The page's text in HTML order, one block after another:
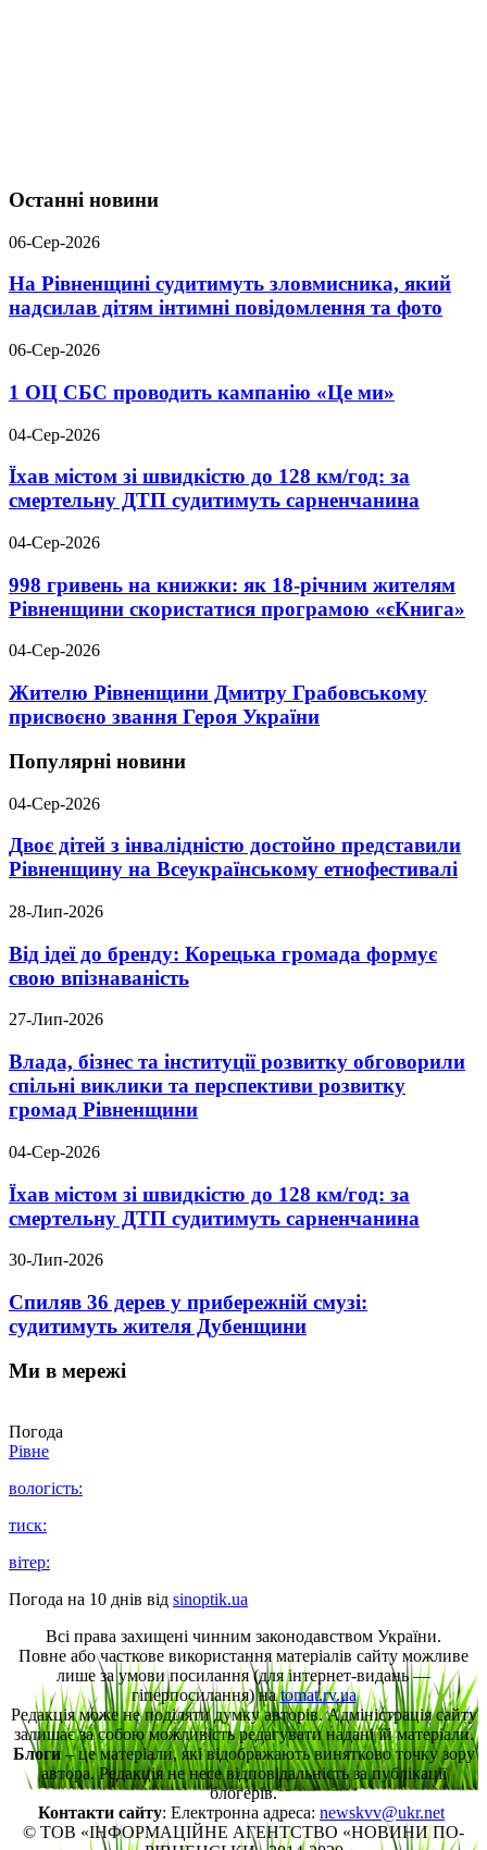
Останні новини
06-Сер-2026
На Рівненщині судитимуть зловмисника, який
надсилав дітям інтимні повідомлення та фото
06-Сер-2026
1 ОЦ СБС проводить кампанію «Це ми»
04-Сер-2026
Їхав містом зі швидкістю до 128 км/год: за
смертельну ДТП судитимуть сарненчанина
04-Сер-2026
998 гривень на книжки: як 18-річним жителям
Рівненщини скористатися програмою «єКнига»
04-Сер-2026
Жителю Рівненщини Дмитру Грабовському
присвоєно звання Героя України
Популярні новини
04-Сер-2026
Двоє дітей з інвалідністю достойно представили
Рівненщину на Всеукраїнському етнофестивалі
28-Лип-2026
Від ідеї до бренду: Корецька громада формує
свою впізнаваність
27-Лип-2026
Влада, бізнес та інституції розвитку обговорили
спільні виклики та перспективи розвитку
громад Рівненщини
04-Сер-2026
Їхав містом зі швидкістю до 128 км/год: за
смертельну ДТП судитимуть сарненчанина
30-Лип-2026
Спиляв 36 дерев у прибережній смузі:
судитимуть жителя Дубенщини
Ми в мережі
Погода
Рівне
вологість:
тиск:
вітер:
Погода на 10 днів від sinoptik.ua
Всі права захищені чинним законодавством України.
Повне або часткове використання матеріалів сайту можливе
лише за умови посилання (для інтернет-видань —
гіперпосилання) наtomat.rv.ua
Редакція може не поділяти думку авторів. Адміністрація сайту
залишає за собою можливість редагувати надані їй матеріали.
Блоги– це матеріали, які відображають винятково точку зору
автора. Редакція не несе відповідальність за публікації
блогерів.
Контакти сайту: Електронна адреса: newskvv@ukr.net
© ТОВ «ІНФОРМАЦІЙНЕ АГЕНТСТВО «НОВИНИ ПО-